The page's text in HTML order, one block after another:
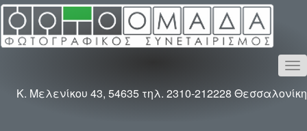
Κ. Μελενίκου 43, 54635 τηλ. 2310-212228 Θεσσαλονίκη